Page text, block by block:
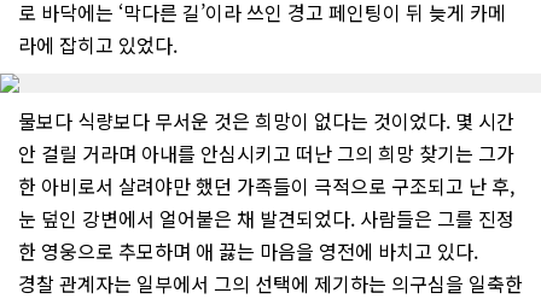
로 바닥에는 ‘막다른 길’이라 쓰인 경고 페인팅이 뒤 늦게 카메
라에 잡히고 있었다.
물보다 식량보다 무서운 것은 희망이 없다는 것이었다. 몇 시간
안 걸릴 거라며 아내를 안심시키고 떠난 그의 희망 찾기는 그가
한 아비로서 살려야만 했던 가족들이 극적으로 구조되고 난 후,
눈 덮인 강변에서 얼어붙은 채 발견되었다. 사람들은 그를 진정
한 영웅으로 추모하며 애 끓는 마음을 영전에 바치고 있다.
경찰 관계자는 일부에서 그의 선택에 제기하는 의구심을 일축한